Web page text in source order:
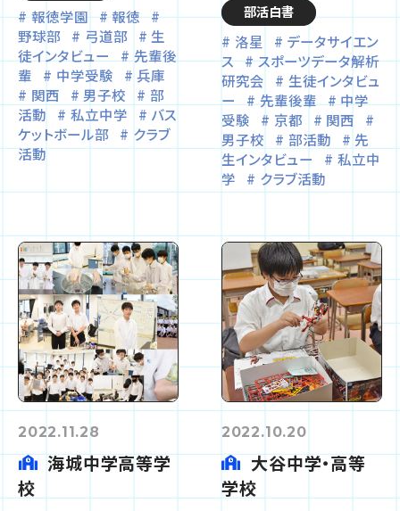
報徳学園
報徳
野球部
弓道部
生
徒インタビュー
先輩後
輩
中学受験
兵庫
関西
男子校
部
活動
私立中学
バス
ケットボール部
クラブ
活動
部活白書
洛星
データサイエン
ス
スポーツデータ解析
研究会
生徒インタビュ
ー
先輩後輩
中学
受験
京都
関西
男子校
部活動
先
生インタビュー
私立中
学
クラブ活動
2022.11.28
海城中学高等学
校
2022.10.20
大谷中学・高等
学校